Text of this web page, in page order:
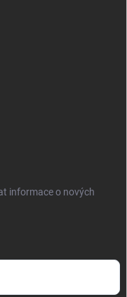
informace o nových